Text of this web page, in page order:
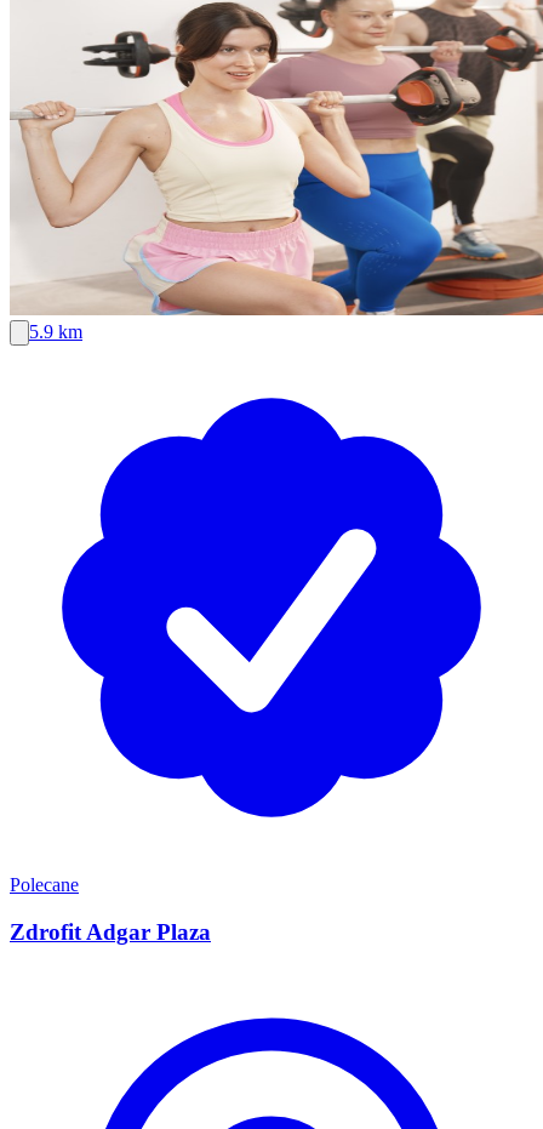
5.9 km
Polecane
Zdrofit Adgar Plaza